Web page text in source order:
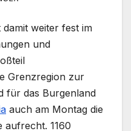
damit weiter fest im
und
Grenzregion zur
für das Burgenland
auch am Montag die
aufrecht. 1160